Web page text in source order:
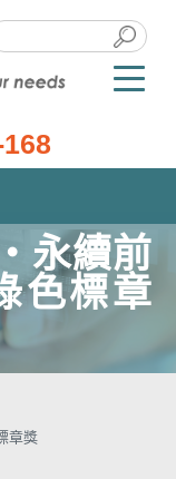
永續前
色標章
章獎